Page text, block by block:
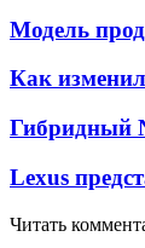
Модель
Как
Гибридный
Lexus
Читать